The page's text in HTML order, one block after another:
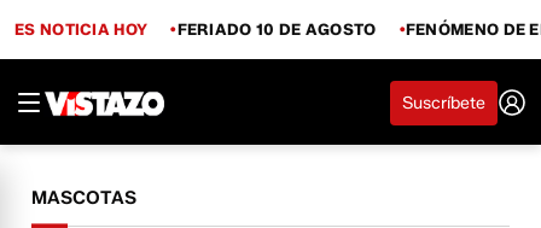
ES NOTICIA HOY FERIADO 10 DE AGOSTO FENÓMENO DE
Suscríbete
MASCOTAS